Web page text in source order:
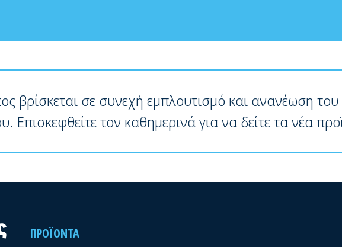
βρίσκεται σε συνεχή εμπλουτισμό και ανανέωση
Επισκεφθείτε τον καθημερινά για να δείτε τα νέα
ΠΡΟΪΌΝΤΑ